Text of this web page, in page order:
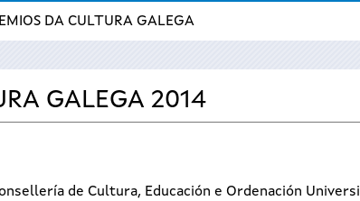
DA CULTURA GALEGA
GALEGA 2014
de Cultura, Educación e Ordenación